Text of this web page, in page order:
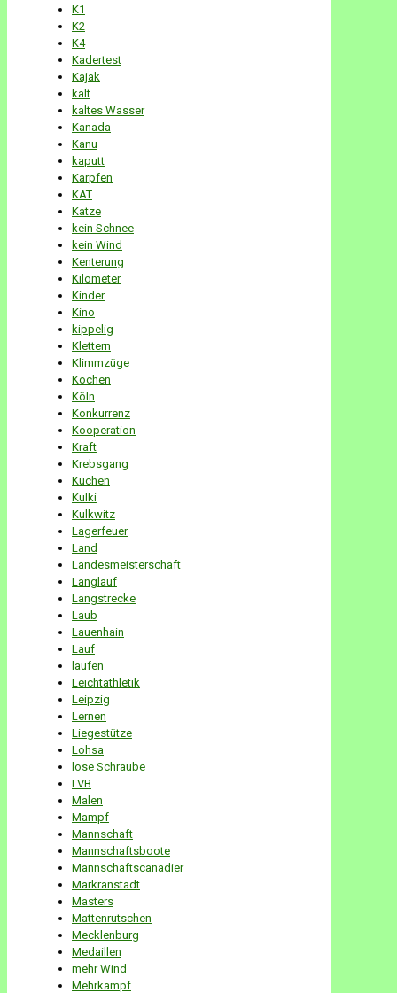
K1
K2
K4
Kadertest
Kajak
kalt
kaltes Wasser
Kanada
Kanu
kaputt
Karpfen
KAT
Katze
kein Schnee
kein Wind
Kenterung
Kilometer
Kinder
Kino
kippelig
Klettern
Klimmzüge
Kochen
Köln
Konkurrenz
Kooperation
Kraft
Krebsgang
Kuchen
Kulki
Kulkwitz
Lagerfeuer
Land
Landesmeisterschaft
Langlauf
Langstrecke
Laub
Lauenhain
Lauf
laufen
Leichtathletik
Leipzig
Lernen
Liegestütze
Lohsa
lose Schraube
LVB
Malen
Mampf
Mannschaft
Mannschaftsboote
Mannschaftscanadier
Markranstädt
Masters
Mattenrutschen
Mecklenburg
Medaillen
mehr Wind
Mehrkampf